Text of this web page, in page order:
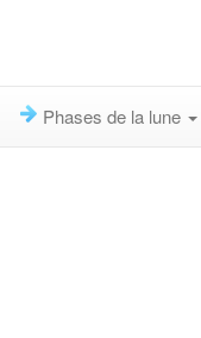
Phases de la lune